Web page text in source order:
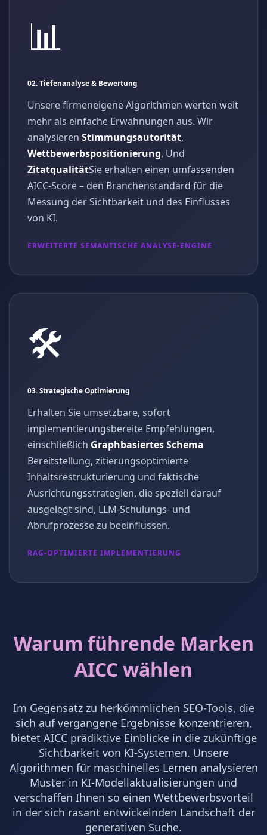
📊
02. Tiefenanalyse & Bewertung
Unsere firmeneigene Algorithmen werten weit
mehr als einfache Erwähnungen aus. Wir
analysieren Stimmungsautorität,
Wettbewerbspositionierung, Und
ZitatqualitätSie erhalten einen umfassenden
AICC-Score – den Branchenstandard für die
Messung der Sichtbarkeit und des Einflusses
von KI.
ERWEITERTE SEMANTISCHE ANALYSE-ENGINE
🛠️
03. Strategische Optimierung
Erhalten Sie umsetzbare, sofort
implementierungsbereite Empfehlungen,
einschließlich Graphbasiertes Schema
Bereitstellung, zitierungsoptimierte
Inhaltsrestrukturierung und faktische
Ausrichtungsstrategien, die speziell darauf
ausgelegt sind, LLM-Schulungs- und
Abrufprozesse zu beeinflussen.
RAG-OPTIMIERTE IMPLEMENTIERUNG
Warum führende Marken
AICC wählen
Im Gegensatz zu herkömmlichen SEO-Tools, die
sich auf vergangene Ergebnisse konzentrieren,
bietet AICC prädiktive Einblicke in die zukünftige
Sichtbarkeit von KI-Systemen. Unsere
Algorithmen für maschinelles Lernen analysieren
Muster in KI-Modellaktualisierungen und
verschaffen Ihnen so einen Wettbewerbsvorteil
in der sich rasant entwickelnden Landschaft der
generativen Suche.